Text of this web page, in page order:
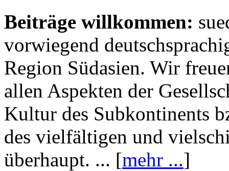
Beiträge willkommen:
vorwiegend
Region Südasien. Wir
allen Aspekten der
Kultur des Subkontinents
des vielfältigen und
überhaupt. ... [mehr ...]